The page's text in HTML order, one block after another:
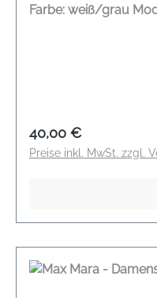
Farbe: weiß/grau
Regulärer Preis:
40,00 €
Preise inkl. MwSt. zzgl.